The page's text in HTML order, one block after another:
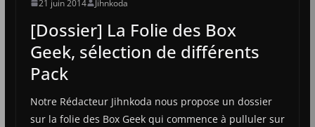
21 juin 2014 Jihnkoda
[Dossier] La Folie des Box
Geek, sélection de différents
Pack
Notre Rédacteur Jihnkoda nous propose un dossier
sur la folie des Box Geek qui commence à pulluler sur